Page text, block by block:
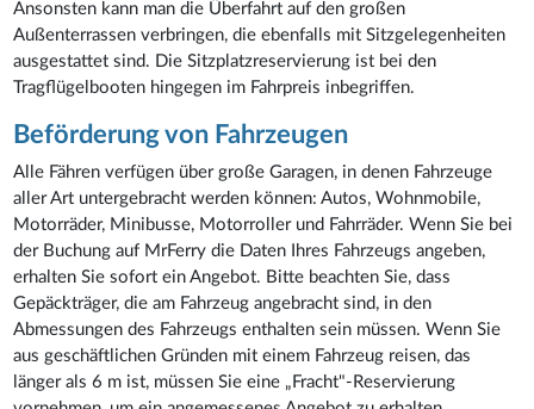
Ansonsten kann man die Überfahrt auf den großen
Außenterrassen verbringen, die ebenfalls mit Sitzgelegenheiten
ausgestattet sind. Die Sitzplatzreservierung ist bei den
Tragflügelbooten hingegen im Fahrpreis inbegriffen.
Beförderung von Fahrzeugen
Alle Fähren verfügen über große Garagen, in denen Fahrzeuge
aller Art untergebracht werden können: Autos, Wohnmobile,
Motorräder, Minibusse, Motorroller und Fahrräder. Wenn Sie bei
der Buchung auf MrFerry die Daten Ihres Fahrzeugs angeben,
erhalten Sie sofort ein Angebot. Bitte beachten Sie, dass
Gepäckträger, die am Fahrzeug angebracht sind, in den
Abmessungen des Fahrzeugs enthalten sein müssen. Wenn Sie
aus geschäftlichen Gründen mit einem Fahrzeug reisen, das
länger als 6 m ist, müssen Sie eine „Fracht"-Reservierung